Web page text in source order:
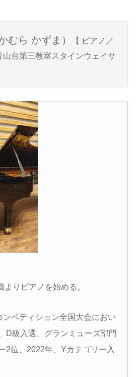
むら かずま）
【 ピアノ／
台第三教室スタインウェイサ
りピアノを始める。
ンペティション全国大会におい
D級入選、グランミューズ部門
2位、2022年、Yカテゴリー入